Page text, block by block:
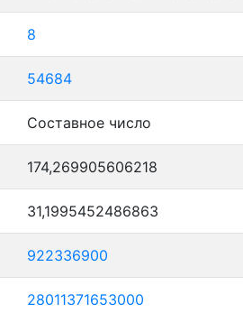
8
54684
Составное число
174,269905606218
31,1995452486863
922336900
28011371653000